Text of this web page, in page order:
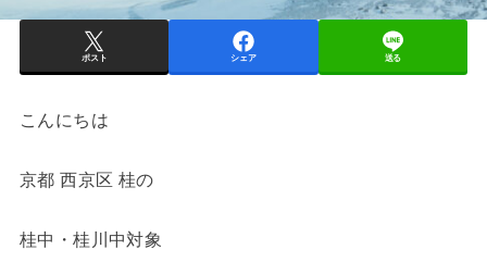
ポスト シェア 送る
こんにちは
京都 西京区 桂の
桂中・桂川中対象